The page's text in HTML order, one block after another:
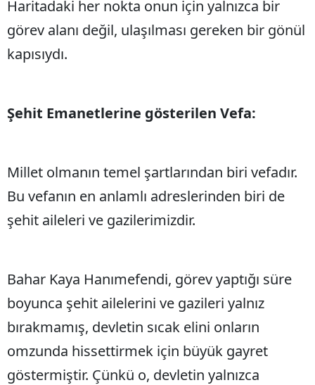
Kilis
Haritadaki her nokta onun için yalnızca bir
görev alanı değil, ulaşılması gereken bir gönül
kapısıydı.
Şehit Emanetlerine gösterilen Vefa:
Millet olmanın temel şartlarından biri vefadır.
Bu vefanın en anlamlı adreslerinden biri de
şehit aileleri ve gazilerimizdir.
Bahar Kaya Hanımefendi, görev yaptığı süre
boyunca şehit ailelerini ve gazileri yalnız
bırakmamış, devletin sıcak elini onların
omzunda hissettirmek için büyük gayret
göstermiştir. Çünkü o, devletin yalnızca